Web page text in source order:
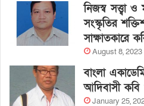
নিজস্ব সত্ত্বা
সংস্কৃতির
সাক্ষাতকারে
August 8, 2023
বাংলা
আদিবাসী কবি
January 25,